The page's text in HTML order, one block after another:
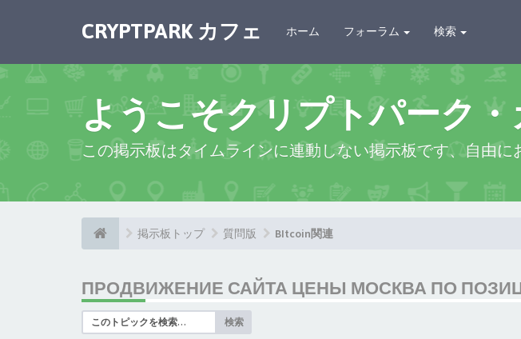
CRYPTPARK カフェ ホーム フォーラム 検索
ようこそクリプトパーク
この掲示板はタイムラインに連動しない掲示板です、自由に
掲示板トップ 質問版 BItcoin関連
ПРОДВИЖЕНИЕ САЙТА ЦЕНЫ МОСКВА ПО
検索